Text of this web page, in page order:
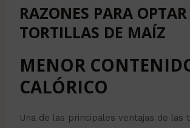
RAZONES PARA
TORTILLAS DE MAÍZ
MENOR
CALÓRICO
Una de las principales ventajas de las